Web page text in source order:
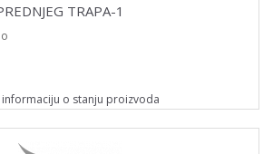
TRAPA-1
o stanju proizvoda